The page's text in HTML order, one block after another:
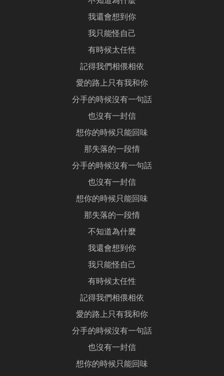
我還會想到你
我只能怪自己
有時候太任性
記得我們相偎相依
愛的路上只有我和你
分手的時候沒有一句話
也沒有一封信
想你的時候只能回味
那失落的一段情
分手的時候沒有一句話
也沒有一封信
想你的時候只能回味
那失落的一段情
不知道為什麼
我還會想到你
我只能怪自己
有時候太任性
記得我們相偎相依
愛的路上只有我和你
分手的時候沒有一句話
也沒有一封信
想你的時候只能回味